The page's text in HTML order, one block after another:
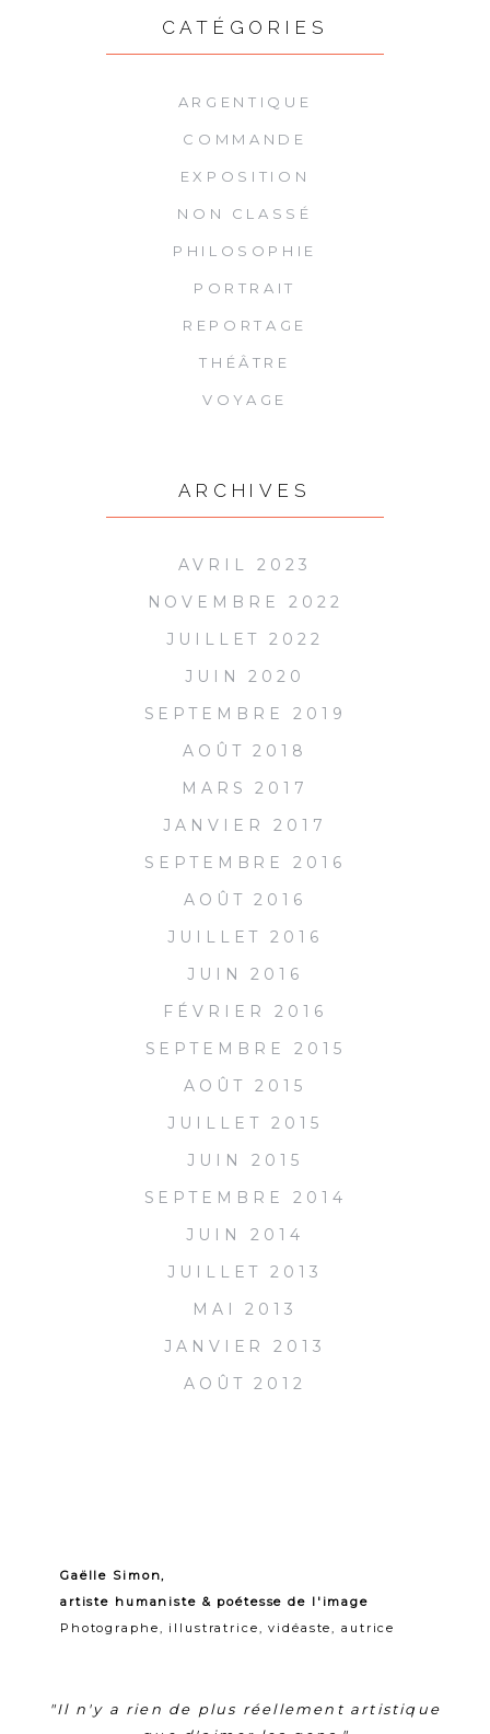
CATÉGORIES
ARGENTIQUE
COMMANDE
EXPOSITION
NON CLASSÉ
PHILOSOPHIE
PORTRAIT
REPORTAGE
THÉÂTRE
VOYAGE
ARCHIVES
AVRIL 2023
NOVEMBRE 2022
JUILLET 2022
JUIN 2020
SEPTEMBRE 2019
AOÛT 2018
MARS 2017
JANVIER 2017
SEPTEMBRE 2016
AOÛT 2016
JUILLET 2016
JUIN 2016
FÉVRIER 2016
SEPTEMBRE 2015
AOÛT 2015
JUILLET 2015
JUIN 2015
SEPTEMBRE 2014
JUIN 2014
JUILLET 2013
MAI 2013
JANVIER 2013
AOÛT 2012
Gaëlle Simon,
artiste humaniste & poétesse de l'image
Photographe, illustratrice, vidéaste, autrice
"Il n'y a rien de plus réellement artistique